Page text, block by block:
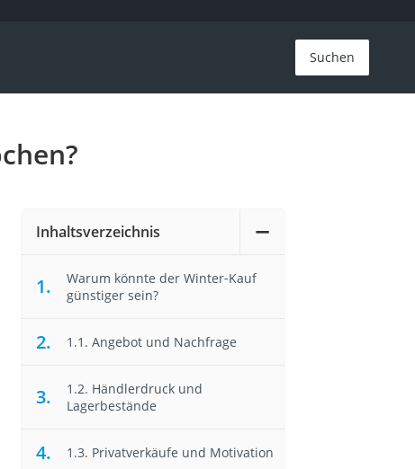
Suchen
Inhaltsverzeichnis
Warum könnte der Winter‐Kauf
günstiger sein?
1.1. Angebot und Nachfrage
1.2. Händlerdruck und
Lagerbestände
1.3. Privatverkäufe und Motivation